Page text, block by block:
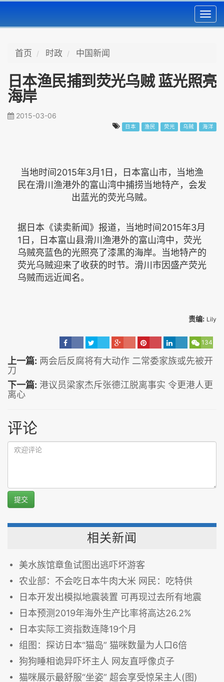
首页 时政 中国新闻
日本渔民捕到荧光乌贼 蓝光照亮
海岸
2015-03-06
日本 渔民 荧光 乌贼 海洋
当地时间2015年3月1日，日本富山市，当地渔
民在滑川渔港外的富山湾中捕捞当地特产，会发
出蓝光的荧光乌贼。
据日本《读卖新闻》报道，当地时间2015年3月
1日，日本富山县滑川渔港外的富山湾中，荧光
乌贼亮蓝色的光照亮了漆黑的海岸。当地特产的
荧光乌贼迎来了收获的时节。滑川市因盛产荧光
乌贼而远近闻名。
责编: Lily
134
上一篇: 两会后反腐将有大动作 二常委家族或先被开
刀
下一篇: 港议员梁家杰斥张德江脱离事实 令更港人更
离心
评论
提交
相关新闻
美水族馆章鱼试图出逃吓坏游客
农业部：不会吃日本牛肉大米 网民：吃特供
日本开发出模拟地震装置 可再现过去所有地震
日本预测2019年海外生产比率将高达26.2%
日本实际工资指数连降19个月
组图：探访日本“猫岛” 猫咪数量为人口6倍
狗狗睡相诡异吓坏主人 网友直呼像贞子
猫咪展示最舒服“坐姿” 超会享受惊呆主人(图)